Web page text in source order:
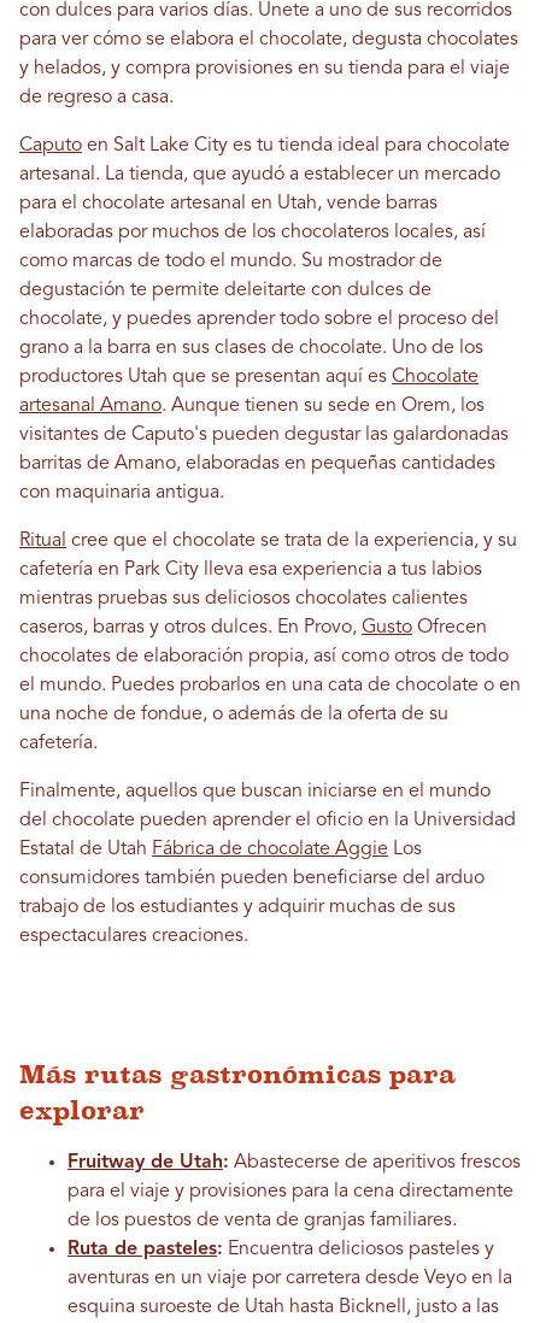
con dulces para varios días. Únete a uno de sus recorridos
para ver cómo se elabora el chocolate, degusta chocolates
y helados, y compra provisiones en su tienda para el viaje
de regreso a casa.
Caputo en Salt Lake City es tu tienda ideal para chocolate
artesanal. La tienda, que ayudó a establecer un mercado
para el chocolate artesanal en Utah, vende barras
elaboradas por muchos de los chocolateros locales, así
como marcas de todo el mundo. Su mostrador de
degustación te permite deleitarte con dulces de
chocolate, y puedes aprender todo sobre el proceso del
grano a la barra en sus clases de chocolate. Uno de los
productores Utah que se presentan aquí es Chocolate
artesanal Amano. Aunque tienen su sede en Orem, los
visitantes de Caputo's pueden degustar las galardonadas
barritas de Amano, elaboradas en pequeñas cantidades
con maquinaria antigua.
Ritual cree que el chocolate se trata de la experiencia, y su
cafetería en Park City lleva esa experiencia a tus labios
mientras pruebas sus deliciosos chocolates calientes
caseros, barras y otros dulces. En Provo, Gusto Ofrecen
chocolates de elaboración propia, así como otros de todo
el mundo. Puedes probarlos en una cata de chocolate o en
una noche de fondue, o además de la oferta de su
cafetería.
Finalmente, aquellos que buscan iniciarse en el mundo
del chocolate pueden aprender el oficio en la Universidad
Estatal de Utah Fábrica de chocolate Aggie Los
consumidores también pueden beneficiarse del arduo
trabajo de los estudiantes y adquirir muchas de sus
espectaculares creaciones.
Más rutas gastronómicas para
explorar
Fruitway de Utah: Abastecerse de aperitivos frescos
para el viaje y provisiones para la cena directamente
de los puestos de venta de granjas familiares.
Ruta de pasteles: Encuentra deliciosos pasteles y
aventuras en un viaje por carretera desde Veyo en la
esquina suroeste de Utah hasta Bicknell, justo a las